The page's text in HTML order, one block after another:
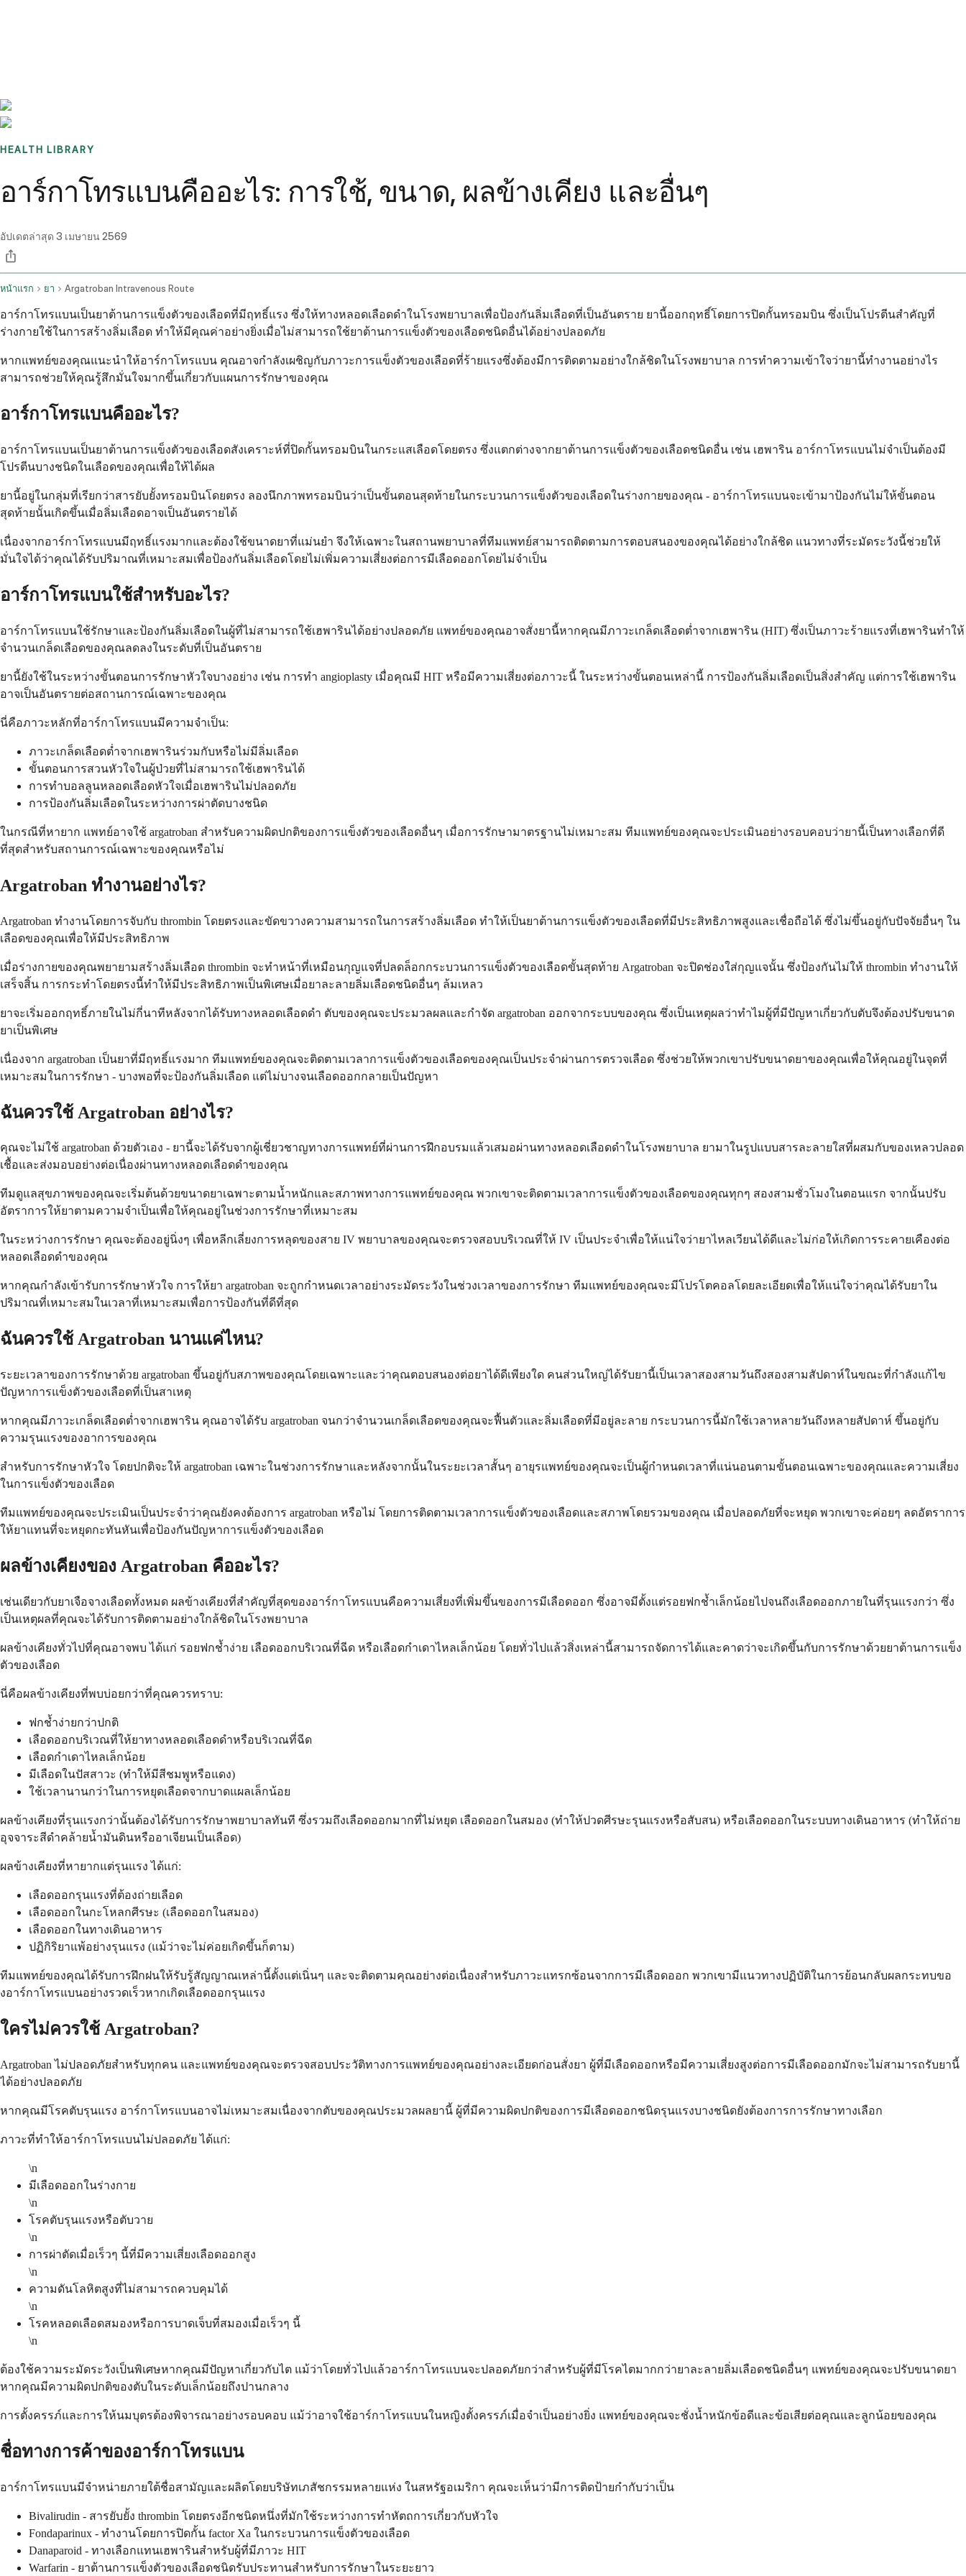
HEALTH LIBRARY
อาร์กาโทรแบนคืออะไร: การใช้, ขนาด, ผลข้างเคียง และอื่นๆ
อัปเดตล่าสุด 3 เมษายน 2569
หน้าแรก ยา Argatroban Intravenous Route
อาร์กาโทรแบนเป็นยาต้านการแข็งตัวของเลือดที่มีฤทธิ์แรง ซึ่งให้ทางหลอดเลือดดำในโรงพยาบาลเพื่อป้องกันลิ่มเลือดที่เป็นอันตราย ยานี้ออกฤทธิ์โดยการปิดกั้นทรอมบิน ซึ่งเป็นโปรตีนสำคัญที่
ร่างกายใช้ในการสร้างลิ่มเลือด ทำให้มีคุณค่าอย่างยิ่งเมื่อไม่สามารถใช้ยาต้านการแข็งตัวของเลือดชนิดอื่นได้อย่างปลอดภัย
หากแพทย์ของคุณแนะนำให้อาร์กาโทรแบน คุณอาจกำลังเผชิญกับภาวะการแข็งตัวของเลือดที่ร้ายแรงซึ่งต้องมีการติดตามอย่างใกล้ชิดในโรงพยาบาล การทำความเข้าใจว่ายานี้ทำงานอย่างไร
สามารถช่วยให้คุณรู้สึกมั่นใจมากขึ้นเกี่ยวกับแผนการรักษาของคุณ
อาร์กาโทรแบนคืออะไร?
อาร์กาโทรแบนเป็นยาต้านการแข็งตัวของเลือดสังเคราะห์ที่ปิดกั้นทรอมบินในกระแสเลือดโดยตรง ซึ่งแตกต่างจากยาต้านการแข็งตัวของเลือดชนิดอื่น เช่น เฮพาริน อาร์กาโทรแบนไม่จำเป็นต้องมี
โปรตีนบางชนิดในเลือดของคุณเพื่อให้ได้ผล
ยานี้อยู่ในกลุ่มที่เรียกว่าสารยับยั้งทรอมบินโดยตรง ลองนึกภาพทรอมบินว่าเป็นขั้นตอนสุดท้ายในกระบวนการแข็งตัวของเลือดในร่างกายของคุณ - อาร์กาโทรแบนจะเข้ามาป้องกันไม่ให้ขั้นตอน
สุดท้ายนั้นเกิดขึ้นเมื่อลิ่มเลือดอาจเป็นอันตรายได้
เนื่องจากอาร์กาโทรแบนมีฤทธิ์แรงมากและต้องใช้ขนาดยาที่แม่นยำ จึงให้เฉพาะในสถานพยาบาลที่ทีมแพทย์สามารถติดตามการตอบสนองของคุณได้อย่างใกล้ชิด แนวทางที่ระมัดระวังนี้ช่วยให้
มั่นใจได้ว่าคุณได้รับปริมาณที่เหมาะสมเพื่อป้องกันลิ่มเลือดโดยไม่เพิ่มความเสี่ยงต่อการมีเลือดออกโดยไม่จำเป็น
อาร์กาโทรแบนใช้สำหรับอะไร?
อาร์กาโทรแบนใช้รักษาและป้องกันลิ่มเลือดในผู้ที่ไม่สามารถใช้เฮพารินได้อย่างปลอดภัย แพทย์ของคุณอาจสั่งยานี้หากคุณมีภาวะเกล็ดเลือดต่ำจากเฮพาริน (HIT) ซึ่งเป็นภาวะร้ายแรงที่เฮพารินทำให้
จำนวนเกล็ดเลือดของคุณลดลงในระดับที่เป็นอันตราย
ยานี้ยังใช้ในระหว่างขั้นตอนการรักษาหัวใจบางอย่าง เช่น การทำ angioplasty เมื่อคุณมี HIT หรือมีความเสี่ยงต่อภาวะนี้ ในระหว่างขั้นตอนเหล่านี้ การป้องกันลิ่มเลือดเป็นสิ่งสำคัญ แต่การใช้เฮพาริน
อาจเป็นอันตรายต่อสถานการณ์เฉพาะของคุณ
นี่คือภาวะหลักที่อาร์กาโทรแบนมีความจำเป็น:
ภาวะเกล็ดเลือดต่ำจากเฮพารินร่วมกับหรือไม่มีลิ่มเลือด
ขั้นตอนการสวนหัวใจในผู้ป่วยที่ไม่สามารถใช้เฮพารินได้
การทำบอลลูนหลอดเลือดหัวใจเมื่อเฮพารินไม่ปลอดภัย
การป้องกันลิ่มเลือดในระหว่างการผ่าตัดบางชนิด
ในกรณีที่หายาก แพทย์อาจใช้ argatroban สำหรับความผิดปกติของการแข็งตัวของเลือดอื่นๆ เมื่อการรักษามาตรฐานไม่เหมาะสม ทีมแพทย์ของคุณจะประเมินอย่างรอบคอบว่ายานี้เป็นทางเลือกที่ดี
ที่สุดสำหรับสถานการณ์เฉพาะของคุณหรือไม่
Argatroban ทำงานอย่างไร?
Argatroban ทำงานโดยการจับกับ thrombin โดยตรงและขัดขวางความสามารถในการสร้างลิ่มเลือด ทำให้เป็นยาต้านการแข็งตัวของเลือดที่มีประสิทธิภาพสูงและเชื่อถือได้ ซึ่งไม่ขึ้นอยู่กับปัจจัยอื่นๆ ใน
เลือดของคุณเพื่อให้มีประสิทธิภาพ
เมื่อร่างกายของคุณพยายามสร้างลิ่มเลือด thrombin จะทำหน้าที่เหมือนกุญแจที่ปลดล็อกกระบวนการแข็งตัวของเลือดขั้นสุดท้าย Argatroban จะปิดช่องใส่กุญแจนั้น ซึ่งป้องกันไม่ให้ thrombin ทำงานให้
เสร็จสิ้น การกระทำโดยตรงนี้ทำให้มีประสิทธิภาพเป็นพิเศษเมื่อยาละลายลิ่มเลือดชนิดอื่นๆ ล้มเหลว
ยาจะเริ่มออกฤทธิ์ภายในไม่กี่นาทีหลังจากได้รับทางหลอดเลือดดำ ตับของคุณจะประมวลผลและกำจัด argatroban ออกจากระบบของคุณ ซึ่งเป็นเหตุผลว่าทำไมผู้ที่มีปัญหาเกี่ยวกับตับจึงต้องปรับขนาด
ยาเป็นพิเศษ
เนื่องจาก argatroban เป็นยาที่มีฤทธิ์แรงมาก ทีมแพทย์ของคุณจะติดตามเวลาการแข็งตัวของเลือดของคุณเป็นประจำผ่านการตรวจเลือด ซึ่งช่วยให้พวกเขาปรับขนาดยาของคุณเพื่อให้คุณอยู่ในจุดที่
เหมาะสมในการรักษา - บางพอที่จะป้องกันลิ่มเลือด แต่ไม่บางจนเลือดออกกลายเป็นปัญหา
ฉันควรใช้ Argatroban อย่างไร?
คุณจะไม่ใช้ argatroban ด้วยตัวเอง - ยานี้จะได้รับจากผู้เชี่ยวชาญทางการแพทย์ที่ผ่านการฝึกอบรมแล้วเสมอผ่านทางหลอดเลือดดำในโรงพยาบาล ยามาในรูปแบบสารละลายใสที่ผสมกับของเหลวปลอด
เชื้อและส่งมอบอย่างต่อเนื่องผ่านทางหลอดเลือดดำของคุณ
ทีมดูแลสุขภาพของคุณจะเริ่มต้นด้วยขนาดยาเฉพาะตามน้ำหนักและสภาพทางการแพทย์ของคุณ พวกเขาจะติดตามเวลาการแข็งตัวของเลือดของคุณทุกๆ สองสามชั่วโมงในตอนแรก จากนั้นปรับ
อัตราการให้ยาตามความจำเป็นเพื่อให้คุณอยู่ในช่วงการรักษาที่เหมาะสม
ในระหว่างการรักษา คุณจะต้องอยู่นิ่งๆ เพื่อหลีกเลี่ยงการหลุดของสาย IV พยาบาลของคุณจะตรวจสอบบริเวณที่ให้ IV เป็นประจำเพื่อให้แน่ใจว่ายาไหลเวียนได้ดีและไม่ก่อให้เกิดการระคายเคืองต่อ
หลอดเลือดดำของคุณ
หากคุณกำลังเข้ารับการรักษาหัวใจ การให้ยา argatroban จะถูกกำหนดเวลาอย่างระมัดระวังในช่วงเวลาของการรักษา ทีมแพทย์ของคุณจะมีโปรโตคอลโดยละเอียดเพื่อให้แน่ใจว่าคุณได้รับยาใน
ปริมาณที่เหมาะสมในเวลาที่เหมาะสมเพื่อการป้องกันที่ดีที่สุด
ฉันควรใช้ Argatroban นานแค่ไหน?
ระยะเวลาของการรักษาด้วย argatroban ขึ้นอยู่กับสภาพของคุณโดยเฉพาะและว่าคุณตอบสนองต่อยาได้ดีเพียงใด คนส่วนใหญ่ได้รับยานี้เป็นเวลาสองสามวันถึงสองสามสัปดาห์ในขณะที่กำลังแก้ไข
ปัญหาการแข็งตัวของเลือดที่เป็นสาเหตุ
หากคุณมีภาวะเกล็ดเลือดต่ำจากเฮพาริน คุณอาจได้รับ argatroban จนกว่าจำนวนเกล็ดเลือดของคุณจะฟื้นตัวและลิ่มเลือดที่มีอยู่ละลาย กระบวนการนี้มักใช้เวลาหลายวันถึงหลายสัปดาห์ ขึ้นอยู่กับ
ความรุนแรงของอาการของคุณ
สำหรับการรักษาหัวใจ โดยปกติจะให้ argatroban เฉพาะในช่วงการรักษาและหลังจากนั้นในระยะเวลาสั้นๆ อายุรแพทย์ของคุณจะเป็นผู้กำหนดเวลาที่แน่นอนตามขั้นตอนเฉพาะของคุณและความเสี่ยง
ในการแข็งตัวของเลือด
ทีมแพทย์ของคุณจะประเมินเป็นประจำว่าคุณยังคงต้องการ argatroban หรือไม่ โดยการติดตามเวลาการแข็งตัวของเลือดและสภาพโดยรวมของคุณ เมื่อปลอดภัยที่จะหยุด พวกเขาจะค่อยๆ ลดอัตราการ
ให้ยาแทนที่จะหยุดกะทันหันเพื่อป้องกันปัญหาการแข็งตัวของเลือด
ผลข้างเคียงของ Argatroban คืออะไร?
เช่นเดียวกับยาเจือจางเลือดทั้งหมด ผลข้างเคียงที่สำคัญที่สุดของอาร์กาโทรแบนคือความเสี่ยงที่เพิ่มขึ้นของการมีเลือดออก ซึ่งอาจมีตั้งแต่รอยฟกช้ำเล็กน้อยไปจนถึงเลือดออกภายในที่รุนแรงกว่า ซึ่ง
เป็นเหตุผลที่คุณจะได้รับการติดตามอย่างใกล้ชิดในโรงพยาบาล
ผลข้างเคียงทั่วไปที่คุณอาจพบ ได้แก่ รอยฟกช้ำง่าย เลือดออกบริเวณที่ฉีด หรือเลือดกำเดาไหลเล็กน้อย โดยทั่วไปแล้วสิ่งเหล่านี้สามารถจัดการได้และคาดว่าจะเกิดขึ้นกับการรักษาด้วยยาต้านการแข็ง
ตัวของเลือด
นี่คือผลข้างเคียงที่พบบ่อยกว่าที่คุณควรทราบ:
ฟกช้ำง่ายกว่าปกติ
เลือดออกบริเวณที่ให้ยาทางหลอดเลือดดำหรือบริเวณที่ฉีด
เลือดกำเดาไหลเล็กน้อย
มีเลือดในปัสสาวะ (ทำให้มีสีชมพูหรือแดง)
ใช้เวลานานกว่าในการหยุดเลือดจากบาดแผลเล็กน้อย
ผลข้างเคียงที่รุนแรงกว่านั้นต้องได้รับการรักษาพยาบาลทันที ซึ่งรวมถึงเลือดออกมากที่ไม่หยุด เลือดออกในสมอง (ทำให้ปวดศีรษะรุนแรงหรือสับสน) หรือเลือดออกในระบบทางเดินอาหาร (ทำให้ถ่าย
อุจจาระสีดำคล้ายน้ำมันดินหรืออาเจียนเป็นเลือด)
ผลข้างเคียงที่หายากแต่รุนแรง ได้แก่:
เลือดออกรุนแรงที่ต้องถ่ายเลือด
เลือดออกในกะโหลกศีรษะ (เลือดออกในสมอง)
เลือดออกในทางเดินอาหาร
ปฏิกิริยาแพ้อย่างรุนแรง (แม้ว่าจะไม่ค่อยเกิดขึ้นก็ตาม)
ทีมแพทย์ของคุณได้รับการฝึกฝนให้รับรู้สัญญาณเหล่านี้ตั้งแต่เนิ่นๆ และจะติดตามคุณอย่างต่อเนื่องสำหรับภาวะแทรกซ้อนจากการมีเลือดออก พวกเขามีแนวทางปฏิบัติในการย้อนกลับผลกระทบขอ
งอาร์กาโทรแบนอย่างรวดเร็วหากเกิดเลือดออกรุนแรง
ใครไม่ควรใช้ Argatroban?
Argatroban ไม่ปลอดภัยสำหรับทุกคน และแพทย์ของคุณจะตรวจสอบประวัติทางการแพทย์ของคุณอย่างละเอียดก่อนสั่งยา ผู้ที่มีเลือดออกหรือมีความเสี่ยงสูงต่อการมีเลือดออกมักจะไม่สามารถรับยานี้
ได้อย่างปลอดภัย
หากคุณมีโรคตับรุนแรง อาร์กาโทรแบนอาจไม่เหมาะสมเนื่องจากตับของคุณประมวลผลยานี้ ผู้ที่มีความผิดปกติของการมีเลือดออกชนิดรุนแรงบางชนิดยังต้องการการรักษาทางเลือก
ภาวะที่ทำให้อาร์กาโทรแบนไม่ปลอดภัย ได้แก่:
\n
มีเลือดออกในร่างกาย
\n
โรคตับรุนแรงหรือตับวาย
\n
การผ่าตัดเมื่อเร็วๆ นี้ที่มีความเสี่ยงเลือดออกสูง
\n
ความดันโลหิตสูงที่ไม่สามารถควบคุมได้
\n
โรคหลอดเลือดสมองหรือการบาดเจ็บที่สมองเมื่อเร็วๆ นี้
\n
ต้องใช้ความระมัดระวังเป็นพิเศษหากคุณมีปัญหาเกี่ยวกับไต แม้ว่าโดยทั่วไปแล้วอาร์กาโทรแบนจะปลอดภัยกว่าสำหรับผู้ที่มีโรคไตมากกว่ายาละลายลิ่มเลือดชนิดอื่นๆ แพทย์ของคุณจะปรับขนาดยา
หากคุณมีความผิดปกติของตับในระดับเล็กน้อยถึงปานกลาง
การตั้งครรภ์และการให้นมบุตรต้องพิจารณาอย่างรอบคอบ แม้ว่าอาจใช้อาร์กาโทรแบนในหญิงตั้งครรภ์เมื่อจำเป็นอย่างยิ่ง แพทย์ของคุณจะชั่งน้ำหนักข้อดีและข้อเสียต่อคุณและลูกน้อยของคุณ
ชื่อทางการค้าของอาร์กาโทรแบน
อาร์กาโทรแบนมีจำหน่ายภายใต้ชื่อสามัญและผลิตโดยบริษัทเภสัชกรรมหลายแห่ง ในสหรัฐอเมริกา คุณจะเห็นว่ามีการติดป้ายกำกับว่าเป็น
Bivalirudin - สารยับยั้ง thrombin โดยตรงอีกชนิดหนึ่งที่มักใช้ระหว่างการทำหัตถการเกี่ยวกับหัวใจ
Fondaparinux - ทำงานโดยการปิดกั้น factor Xa ในกระบวนการแข็งตัวของเลือด
Danaparoid - ทางเลือกแทนเฮพารินสำหรับผู้ที่มีภาวะ HIT
Warfarin - ยาต้านการแข็งตัวของเลือดชนิดรับประทานสำหรับการรักษาในระยะยาว